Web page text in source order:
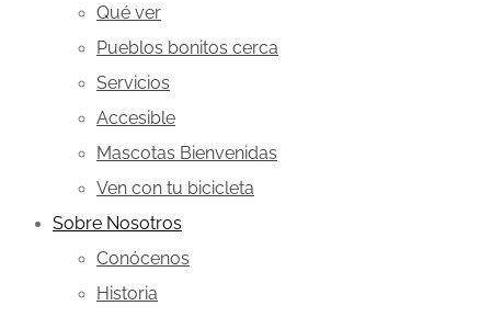
Qué ver
Pueblos bonitos cerca
Servicios
Accesible
Mascotas Bienvenidas
Ven con tu bicicleta
Sobre Nosotros
Conócenos
Historia